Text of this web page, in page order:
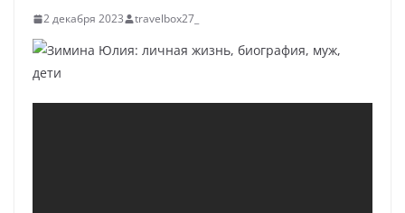
2 декабря 2023 travelbox27_